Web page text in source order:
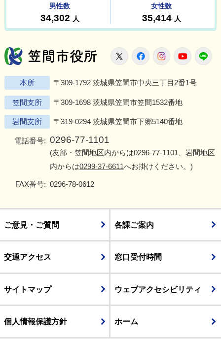
笠間市役所
X FacebookInstagram
本所 〒309-1792 茨城県笠間市中央三丁目2番1号
笠間支所 〒309-1698 茨城県笠間市笠間1532番地
岩間支所 〒319-0294 茨城県笠間市下郷5140番地
電話番号: 0296-77-1101
(友部・笠間地区内からは0296-77-1101 、岩間地区
内からは0299-37-6611へお掛けください。)
FAX番号: 0296-78-0612
ご意見・ご質問 各課ご案内
交通アクセス 窓口受付時間
サイトマップ ウェブアクセシビリティ
個人情報保護方針 ホーム